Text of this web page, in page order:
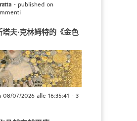
- published on
夫·克林姆特的《金色
07/2026 alle 16:35:41 - 3